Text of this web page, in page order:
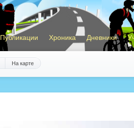
Публикации Хроника Дневники
На карте